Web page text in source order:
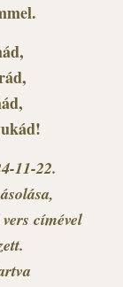
11-22.
címével